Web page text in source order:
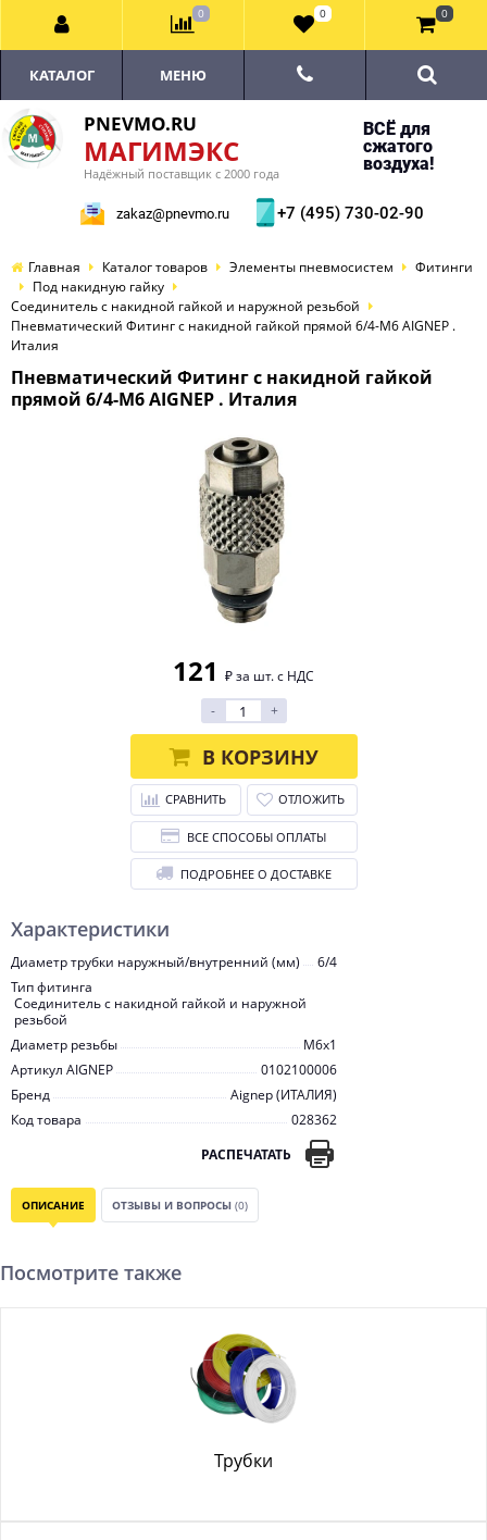
PNEVMO.RU
МАГИМЭКС
Надёжный поставщик с 2000 года
ВСЁ для
сжатого
воздуха!
zakaz@pnevmo.ru +7 (495) 730-02-90
КАТАЛОГ МЕНЮ
Главная Каталог товаров Элементы пневмосистем
Фитинги
Под накидную гайку
Соединитель с накидной гайкой и наружной резьбой
Пневматический Фитинг с накидной гайкой прямой 6/4-М6 AIGNEP .
Италия
Пневматический Фитинг с накидной гайкой
прямой 6/4-М6 AIGNEP . Италия
Характеристики
Диаметр трубки наружный/внутренний (мм)
6/4
Тип фитинга
Соединитель с накидной гайкой и наружной
резьбой
Диаметр резьбы
М6х1
Артикул AIGNEP
0102100006
Бренд
Aignep (ИТАЛИЯ)
Код товара
028362
РАСПЕЧАТАТЬ
121 ₽ за шт. с НДС
-
+
В КОРЗИНУ
СРАВНИТЬ ОТЛОЖИТЬ
ВСЕ СПОСОБЫ ОПЛАТЫ
ПОДРОБНЕЕ О ДОСТАВКЕ
ОПИСАНИЕ ОТЗЫВЫ И ВОПРОСЫ (0)
Посмотрите также
Трубки
0 0 0